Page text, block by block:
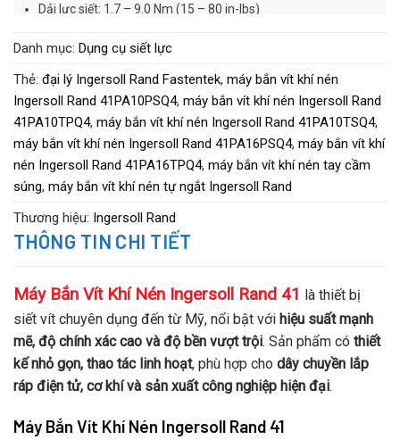
Dải lực siết: 1.7 – 9.0 Nm (15 – 80 in-lbs)
Tốc độ không tải: 1000 – 1600 vòng/phút
Trọng lượng: 1.4 kg
Chiều dài: 249 mm
Khoảng cách tâm cạnh: 22 mm
Kiểu trục: 1/4″ Hex Quick Change
Độ ồn: 78 dB(A)
Đầu khí vào: 1/4″ NPT
Lưu lượng khí: 28 CFM
Danh mục: Dụng cụ siết lực
Thẻ: đại lý Ingersoll Rand Fastentek, máy bắn vít khí nén
Ingersoll Rand 41PA10PSQ4, máy bắn vít khí nén Ingersoll Rand
41PA10TPQ4, máy bắn vít khí nén Ingersoll Rand 41PA10TSQ4,
máy bắn vít khí nén Ingersoll Rand 41PA16PSQ4, máy bắn vít khí
nén Ingersoll Rand 41PA16TPQ4, máy bắn vít khí nén tay cầm
súng, máy bắn vít khí nén tự ngắt Ingersoll Rand
Thương hiệu: Ingersoll Rand
THÔNG TIN CHI TIẾT
Máy Bắn Vít Khí Nén Ingersoll Rand 41 là thiết bị
siết vít chuyên dụng đến từ Mỹ, nổi bật với hiệu suất mạnh
mẽ, độ chính xác cao và độ bền vượt trội. Sản phẩm có thiết
kế nhỏ gọn, thao tác linh hoạt, phù hợp cho dây chuyền lắp
ráp điện tử, cơ khí và sản xuất công nghiệp hiện đại.
Máy Bắn Vít Khí Nén Ingersoll Rand 41